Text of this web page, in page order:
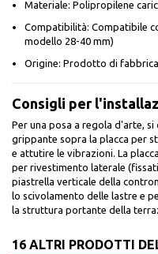
Materiale: Polipropilene
Compatibilità: Compatibile
modello 28-40 mm)
Origine: Prodotto di
Consigli per
Per una posa a regola d'arte,
grippante sopra la placca per
e attutire le vibrazioni. La
per rivestimento laterale
piastrella verticale della
lo scivolamento delle lastre e
la struttura portante della
16 ALTRI PRODOTTI